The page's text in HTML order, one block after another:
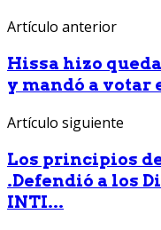
Artículo anterior
Hissa hizo
y mandó a votar
Artículo siguiente
Los principios
.Defendió a los
INTI...